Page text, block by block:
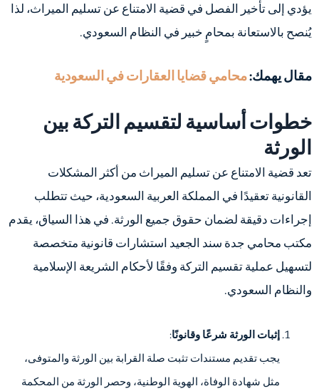
يؤدي إلى تأخير الفصل في قضية الامتناع عن تسليم الميراث، لذا
يُنصح بالاستعانة بمحامٍ خبير في النظام السعودي.
مقال يهمك:محامي قضايا العقارات في السعودية
خطوات أساسية لتقسيم التركة بين
الورثة
تعد قضية الامتناع عن تسليم الميراث من أكثر المشكلات
القانونية تعقيدًا في المملكة العربية السعودية، حيث تتطلب
إجراءات دقيقة لضمان حقوق جميع الورثة. في هذا السياق، يقدم
مكتب محامي جدة سند الجعيد استشارات قانونية متخصصة
لتسهيل عملية تقسيم التركة وفقًا لأحكام الشريعة الإسلامية
والنظام السعودي.
إثبات الورثة شرعًا وقانونًا:
يجب تقديم مستندات تثبت صلة القرابة بين الورثة والمتوفى،
مثل شهادة الوفاة، الهوية الوطنية، وحصر الورثة من المحكمة